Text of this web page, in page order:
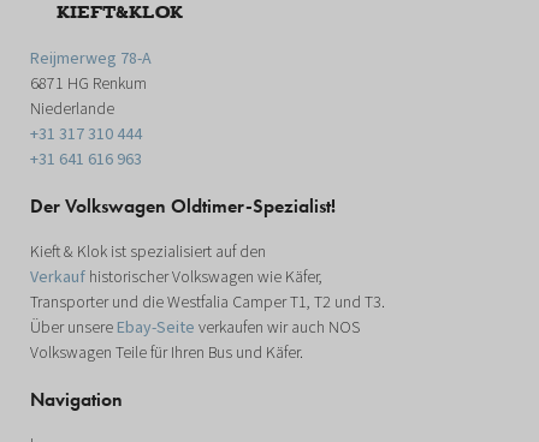
KIEFT&KLOK
Reijmerweg 78-A
6871 HG Renkum
Niederlande
+31 317 310 444
+31 641 616 963
Der Volkswagen Oldtimer-Spezialist!
Kieft & Klok ist spezialisiert auf den
Verkauf historischer Volkswagen wie Käfer,
Transporter und die Westfalia Camper T1, T2 und T3.
Über unsere Ebay-Seite verkaufen wir auch NOS
Volkswagen Teile für Ihren Bus und Käfer.
Navigation